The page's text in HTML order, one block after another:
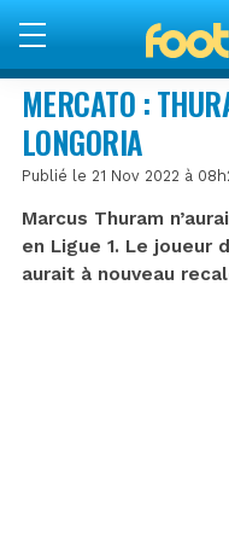
MERCATO :
LONGORIA
Publié le 21 Nov 2022 à
Marcus Thuram
en Ligue 1. Le joueur
aurait à nouveau